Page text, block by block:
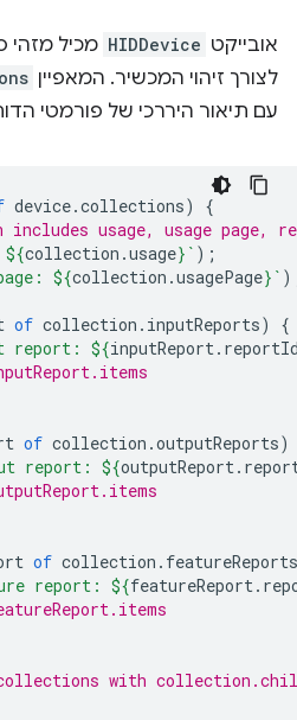
אובייקט HIDDevice
לצורך זיהוי המכשיר. המאפיין
עם תיאור היררכי של פורמטי
device.collections)
{
usage, usage page,
${collection .usage} ` );
${collection .usagePage} `
of collection . inputReports)
{
report: ${inputReport.
of collection .outputReports)
report: ${outputReport.
of collection . featureReports
report: ${featureReport.
with